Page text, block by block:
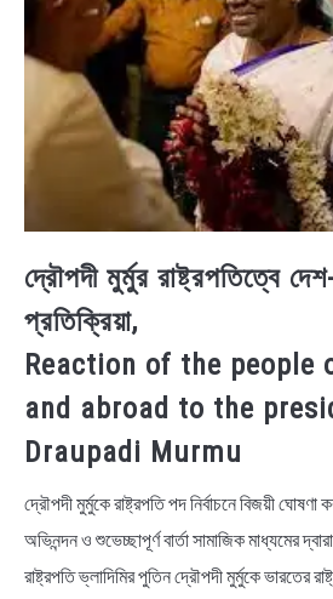
দ্রৌপদী মুর্মুর রাষ্ট্রপতিত্বে
প্রতিক্রিয়া,
Reaction of the people
and abroad to the
Draupadi Murmu
দ্রৌপদী মুর্মুকে রাষ্ট্রপতি পদ নির্বাচনে বিজয়ী ঘোষণা
অভিনন্দন ও শুভেচ্ছাপূর্ণ বার্তা সামাজিক মাধ্যমের
রাষ্ট্রপতি ভ্লাদিমির পুতিন দ্রৌপদী মুর্মুকে ভারতের